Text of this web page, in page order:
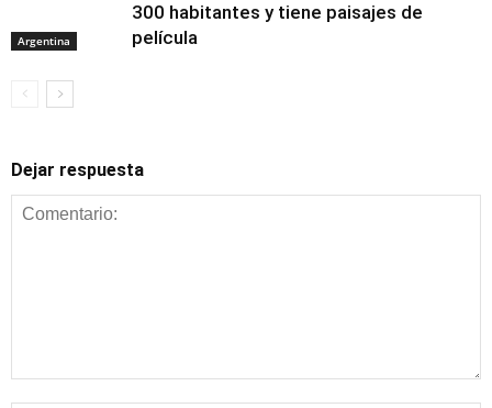
Argentina
300 habitantes y tiene paisajes de
película
Dejar respuesta